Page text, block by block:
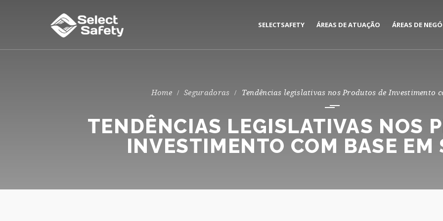
SELECTSAFETY ÁREAS DE ATUAÇÃO
CONSULTORIA DE RISCOS
ÁREAS DE
Seguradoras Tendências legislativas nos Produtos de Investimento
TENDÊNCIAS LEGISLATIVAS NOS
INVESTIMENTO COM BASE EM